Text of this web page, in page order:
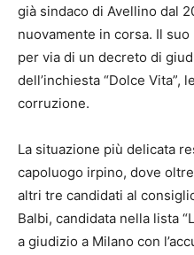
già sindaco di Avellino dal
nuovamente in corsa. Il
per via di un decreto di
dell’inchiesta “Dolce Vita”,
corruzione.
La situazione più delicata
capoluogo irpino, dove
altri tre candidati al
Balbi, candidata nella lista
a giudizio a Milano con